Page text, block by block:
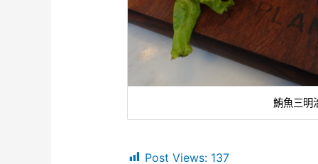
鮪魚三明
Post Views: 137